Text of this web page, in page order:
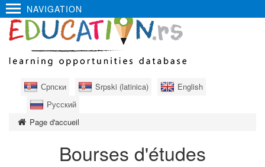
NAVIGATION
Српски Srpski (latinica)
English
Русский
Page d'accueil
Bourses d'études